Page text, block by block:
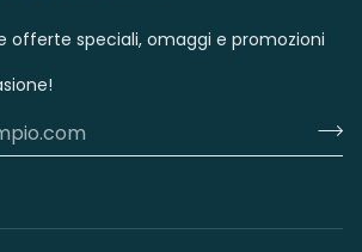
offerte speciali, omaggi e promozioni